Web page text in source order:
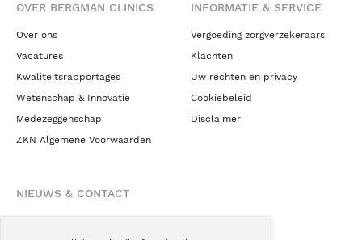
OVER BERGMAN CLINICS
Over ons
Vacatures
Kwaliteitsrapportages
Wetenschap & Innovatie
Medezeggenschap
ZKN Algemene Voorwaarden
INFORMATIE & SERVICE
Vergoeding zorgverzekeraars
Klachten
Uw rechten en privacy
Cookiebeleid
Disclaimer
NIEUWS & CONTACT